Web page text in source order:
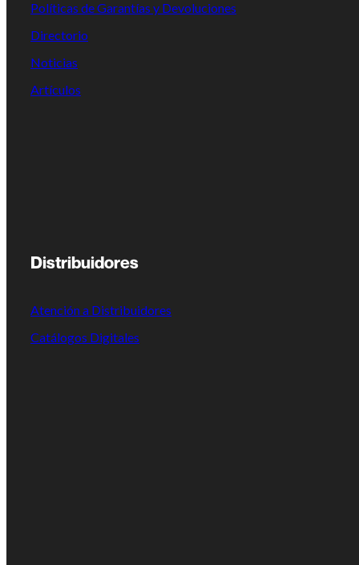
Políticas de Garantías y Devoluciones
Directorio
Noticias
Artículos
Distribuidores
Atención a Distribuidores
Catálogos Digitales